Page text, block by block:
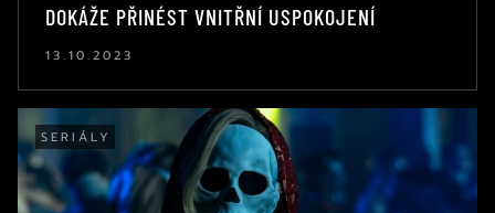
DOKÁŽE PŘINÉST VNITŘNÍ USPOKOJENÍ
13.10.2023
SERIÁLY